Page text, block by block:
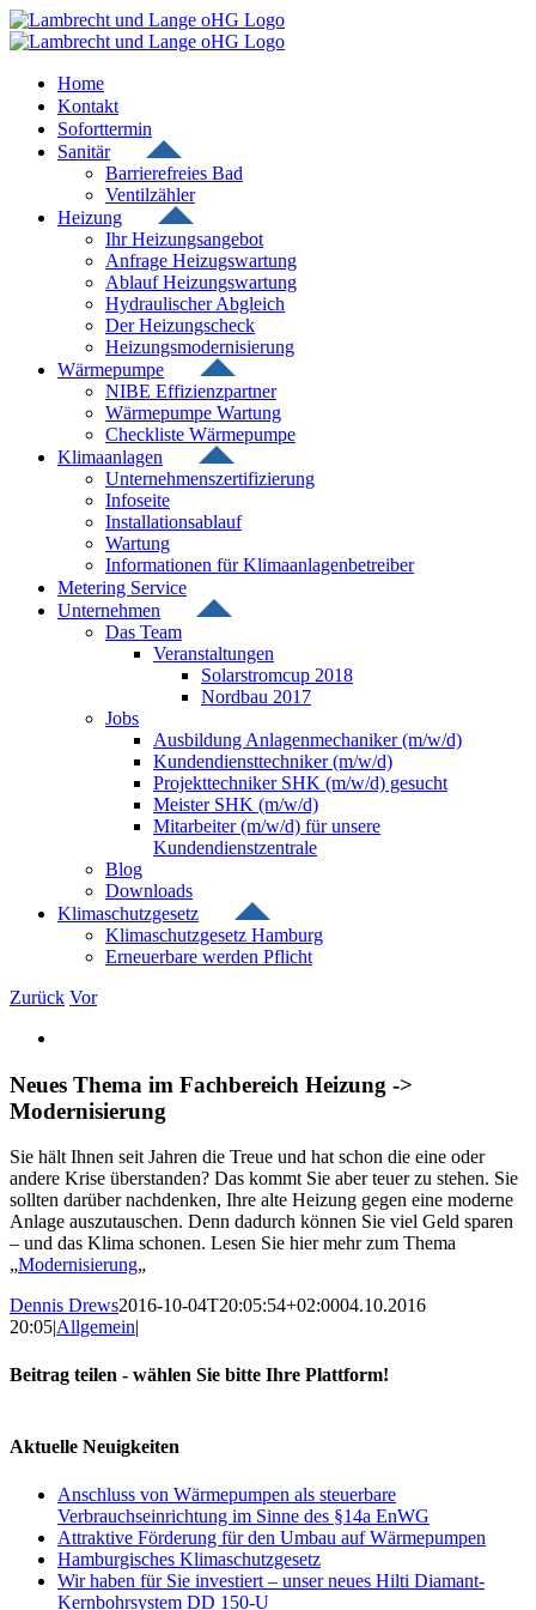
Zum
Inhalt
Home
Kontakt
Soforttermin
Sanitär
Barrierefreies Bad
Ventilzähler
Heizung
Ihr Heizungsangebot
Anfrage Heizugswartung
Ablauf Heizungswartung
Hydraulischer Abgleich
Der Heizungscheck
Heizungsmodernisierung
Wärmepumpe
NIBE Effizienzpartner
Wärmepumpe Wartung
Checkliste Wärmepumpe
Klimaanlagen
Unternehmenszertifizierung
Infoseite
Installationsablauf
Wartung
Informationen für Klimaanlagenbetreiber
Metering Service
Unternehmen
Das Team
Veranstaltungen
Solarstromcup 2018
Nordbau 2017
Jobs
Ausbildung Anlagenmechaniker (m/w/d)
Kundendiensttechniker (m/w/d)
Projekttechniker SHK (m/w/d) gesucht
Meister SHK (m/w/d)
Mitarbeiter (m/w/d) für unsere
Kundendienstzentrale
Blog
Downloads
Klimaschutzgesetz
Klimaschutzgesetz Hamburg
Erneuerbare werden Pflicht
Zurück Vor
Bild
Neues Thema im Fachbereich Heizung ->
Modernisierung
Sie hält Ihnen seit Jahren die Treue und hat schon die eine oder
andere Krise überstanden? Das kommt Sie aber teuer zu stehen. Sie
sollten darüber nachdenken, Ihre alte Heizung gegen eine moderne
Anlage auszutauschen. Denn dadurch können Sie viel Geld sparen
– und das Klima schonen. Lesen Sie hier mehr zum Thema
„Modernisierung„
Dennis Drews2016-10-04T20:05:54+02:0004.10.2016
20:05|Allgemein|
Beitrag teilen - wählen Sie bitte Ihre Plattform!
Mail
Aktuelle Neuigkeiten
Anschluss von Wärmepumpen als steuerbare
Verbrauchseinrichtung im Sinne des §14a EnWG
Attraktive Förderung für den Umbau auf Wärmepumpen
Hamburgisches Klimaschutzgesetz
Wir haben für Sie investiert – unser neues Hilti Diamant-
Kernbohrsystem DD 150-U